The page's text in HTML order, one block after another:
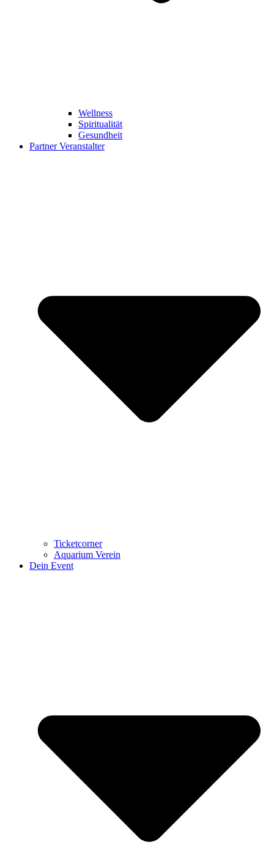
Wellness
Spiritualität
Gesundheit
Partner Veranstalter
Ticketcorner
Aquarium Verein
Dein Event